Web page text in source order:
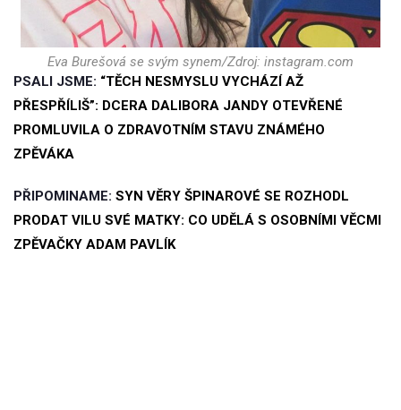
Eva Burešová se svým synem/Zdroj: instagram.com
PSALI JSME: “TĚCH NESMYSLU VYCHÁZÍ AŽ
PŘESPŘÍLIŠ”: DCERA DALIBORA JANDY OTEVŘENÉ
PROMLUVILA O ZDRAVOTNÍM STAVU ZNÁMÉHO
ZPĚVÁKA
PŘIPOMINAME: SYN VĚRY ŠPINAROVÉ SE ROZHODL
PRODAT VILU SVÉ MATKY: CO UDĚLÁ S OSOBNÍMI VĚCMI
ZPĚVAČKY ADAM PAVLÍK